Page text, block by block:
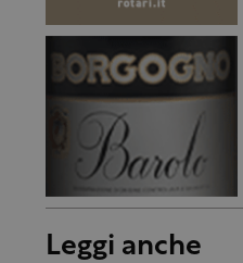
Leggi anche